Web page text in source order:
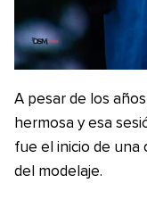
A pesar de los
hermosa y esa
fue el inicio de una
del modelaje.